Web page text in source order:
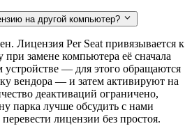
на другой компьютер?
Лицензия Per Seat привязывается к
при замене компьютера её сначала
устройстве — для этого обращаются
вендора — и затем активируют на
деактиваций ограничено,
парка лучше обсудить с нами
лицензии без простоя.